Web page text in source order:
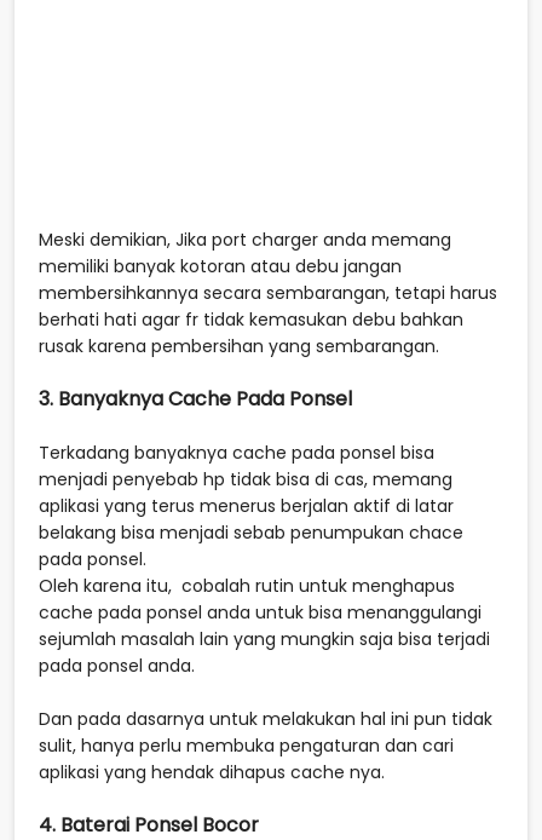
Meski demikian, Jika port charger anda memang
memiliki banyak kotoran atau debu jangan
membersihkannya secara sembarangan, tetapi harus
berhati hati agar fr tidak kemasukan debu bahkan
rusak karena pembersihan yang sembarangan.
3. Banyaknya Cache Pada Ponsel
Terkadang banyaknya cache pada ponsel bisa
menjadi penyebab hp tidak bisa di cas, memang
aplikasi yang terus menerus berjalan aktif di latar
belakang bisa menjadi sebab penumpukan chace
pada ponsel.
Oleh karena itu, cobalah rutin untuk menghapus
cache pada ponsel anda untuk bisa menanggulangi
sejumlah masalah lain yang mungkin saja bisa terjadi
pada ponsel anda.
Dan pada dasarnya untuk melakukan hal ini pun tidak
sulit, hanya perlu membuka pengaturan dan cari
aplikasi yang hendak dihapus cache nya.
4. Baterai Ponsel Bocor